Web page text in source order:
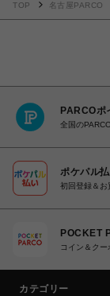
TOP 名古屋PARCO
PARCOポ
全国の
ポケパル
初回登録＆お
POCKET
コイン＆ク
カテゴリー